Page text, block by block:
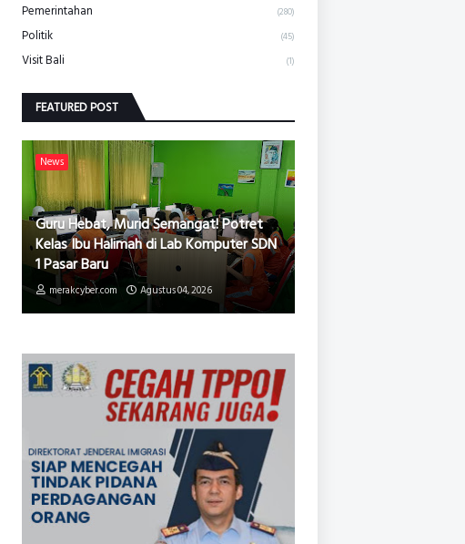
Pemerintahan (280)
Politik (45)
Visit Bali (1)
FEATURED POST
News
Guru Hebat, Murid Semangat! Potret
Kelas Ibu Halimah di Lab Komputer SDN
1 Pasar Baru
merakcyber.com Agustus 04, 2026